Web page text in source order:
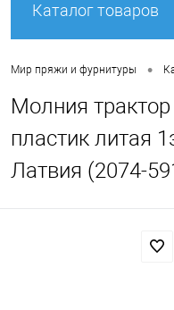
Каталог товаров
Мир пряжи и фурнитуры •
Молния
пластик литая
Латвия (2074-